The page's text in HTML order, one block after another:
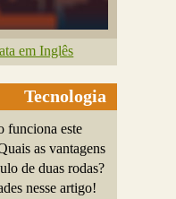
em Inglês
Tecnologia
funciona este
as vantagens
de duas rodas?
nesse artigo!